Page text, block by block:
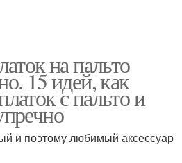
на пальто
15 идей, как
с пальто и
и поэтому любимый аксессуар